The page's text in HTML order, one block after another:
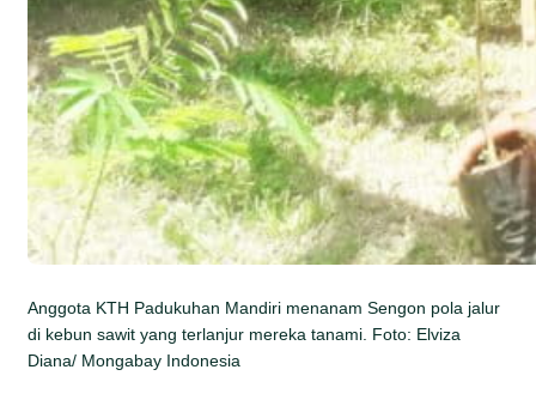
Anggota KTH Padukuhan Mandiri menanam Sengon pola jalur
di kebun sawit yang terlanjur mereka tanami. Foto: Elviza
Diana/ Mongabay Indonesia